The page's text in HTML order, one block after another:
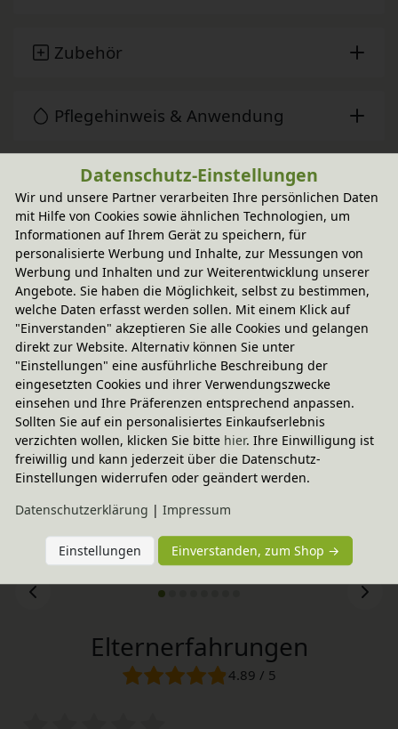
Zubehör
Pflegehinweis & Anwendung
Sie haben Fragen?
Wird oft zusammen gekauft
-20% Code
Laura Regalwürfel offen 40x40 cm
In verschiedenen Varianten
aus Bio-Erlenholz
139,95 €
Elternerfahrungen
4.89 / 5
Datenschutz-Einstellungen
Wir und unsere Partner verarbeiten Ihre persönlichen Daten
mit Hilfe von Cookies sowie ähnlichen Technologien, um
Informationen auf Ihrem Gerät zu speichern, für
personalisierte Werbung und Inhalte, zur Messungen von
Werbung und Inhalten und zur Weiterentwicklung unserer
Angebote. Sie haben die Möglichkeit, selbst zu bestimmen,
welche Daten erfasst werden sollen. Mit einem Klick auf
"Einverstanden" akzeptieren Sie alle Cookies und gelangen
direkt zur Website. Alternativ können Sie unter
"Einstellungen" eine ausführliche Beschreibung der
eingesetzten Cookies und ihrer Verwendungszwecke
einsehen und Ihre Präferenzen entsprechend anpassen.
Sollten Sie auf ein personalisiertes Einkaufserlebnis
verzichten wollen, klicken Sie bitte hier. Ihre Einwilligung ist
freiwillig und kann jederzeit über die Datenschutz-
Einstellungen widerrufen oder geändert werden.
Daten­schutz­erklärung | Impressum
Einstellungen Einverstanden, zum Shop →